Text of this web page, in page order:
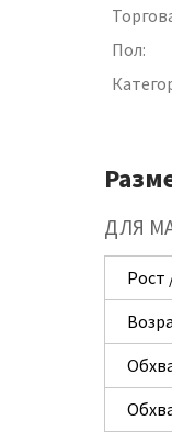
Пол:
ДЛЯ
Рост